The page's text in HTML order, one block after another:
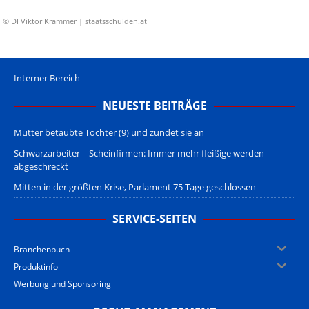
© DI Viktor Krammer | staatsschulden.at
Interner Bereich
NEUESTE BEITRÄGE
Mutter betäubte Tochter (9) und zündet sie an
Schwarzarbeiter – Scheinfirmen: Immer mehr fleißige werden
abgeschreckt
Mitten in der größten Krise, Parlament 75 Tage geschlossen
SERVICE-SEITEN
Branchenbuch
Produktinfo
Werbung und Sponsoring